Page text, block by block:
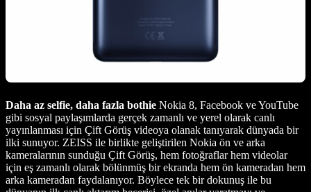
Daha az selfie, daha fazla bothie Nokia 8, Facebook ve YouTube
gibi sosyal paylaşımlarda gerçek zamanlı ve yerel olarak canlı
yayınlanması için Çift Görüş videoya olanak tanıyarak dünyada bir
ilki sunuyor. ZEISS ile birlikte geliştirilen Nokia ön ve arka
kameralarının sunduğu Çift Görüş, hem fotoğraflar hem videolar
için eş zamanlı olarak bölünmüş bir ekranda hem ön kameradan hem
arka kameradan faydalanıyor. Böylece tek bir dokunuş ile bu